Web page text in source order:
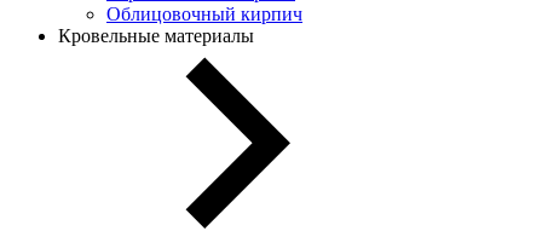
Облицовочный кирпич
Кровельные материалы